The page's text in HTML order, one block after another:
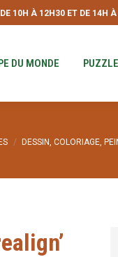
10H À 12H30 ET DE 14H
DU MONDE
DESSIN, COLORIAGE,
COUPE DU MONDE